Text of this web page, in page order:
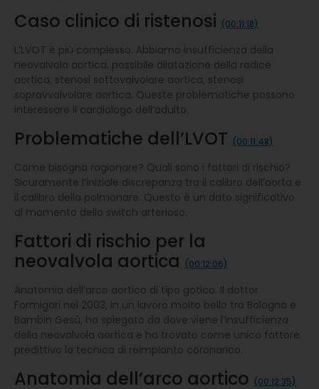
Caso clinico di ristenosi (00:11:18)
L’LVOT è più complesso. Abbiamo insufficienza della
neovalvola aortica, possibile dilatazione della radice
aortica, stenosi sottovalvolare aortica, stenosi
sopravvalvolare aortica. Queste problematiche possono
interessare il cardiologo dell’adulto.
Problematiche dell’LVOT (00:11:48)
Come bisogna ragionare? Quali sono i fattori di rischio?
Sicuramente l’iniziale discrepanza tra il calibro dell’aorta e
il calibro della polmonare. Questo è un dato significativo
al momento dello switch arterioso.
Fattori di rischio per la
neovalvola aortica (00:12:06)
Anatomia dell’arco aortico di tipo gotico. Il dottor
Formigari nel 2003, in un lavoro molto bello tra Bologna e
Bambin Gesù, ha spiegato da dove viene l’insufficienza
della neovalvola aortica e ha trovato come unico fattore
predittivo la tecnica di reimpianto coronarico.
Anatomia dell’arco aortico (00:12:35)